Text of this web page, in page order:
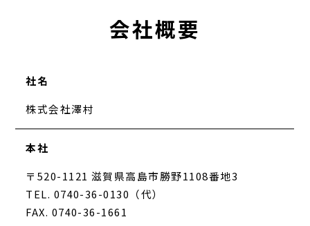
会社概要
社名
株式会社澤村
本社
〒520-1121 滋賀県高島市勝野1108番地3
TEL. 0740-36-0130（代）
FAX. 0740-36-1661